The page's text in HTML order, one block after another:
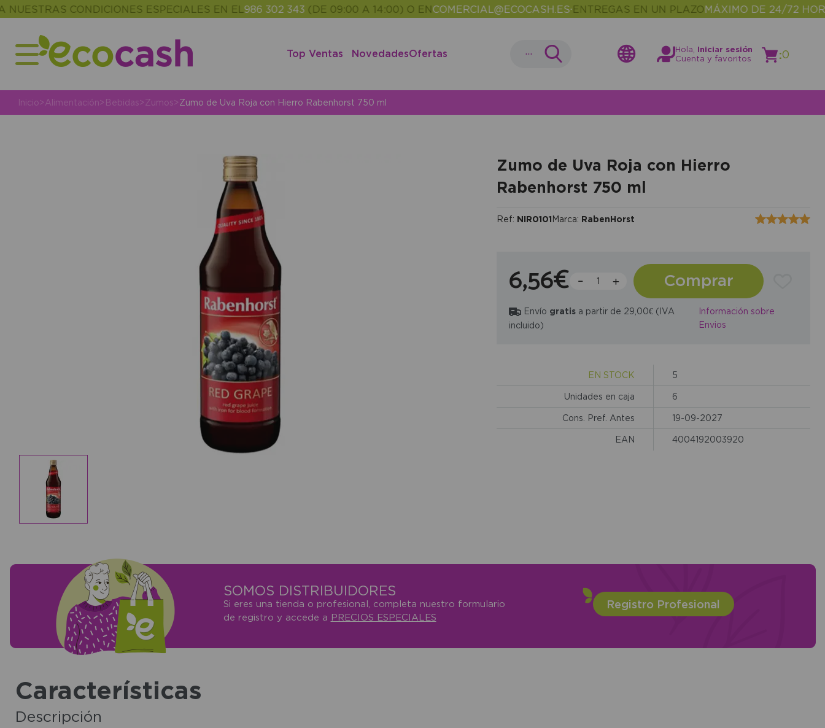
CONDICIONES ESPECIALES EN EL986 302 343 (DE 09:00 A 14:00) O EN COMERCIAL@ECOCASH.ES•ENTREGAS EN UN PLAZOMÁXIMO DE 24/72 HORAS
Top Ventas NovedadesOfertas ... Hola,
Iniciar sesión
Cuenta y favoritos
:0
Inicio> Alimentación> Bebidas> Zumos> Zumo de Uva Roja con Hierro Rabenhorst 750 ml
Zumo de Uva Roja con Hierro
Rabenhorst 750 ml
Ref: NIR0101 Marca: RabenHorst
6,56€ Comprar
Envío gratisa partir de 29,00€ (IVA
incluido)
Información sobre
Envios
EN STOCK 5
Unidades en caja 6
Cons. Pref. Antes 19-09-2027
EAN 4004192003920
SOMOS DISTRIBUIDORES
Si eres una tienda o profesional, completa nuestro formulario
de registro y accede a PRECIOS ESPECIALES
Registro Profesional
Características
Descripción